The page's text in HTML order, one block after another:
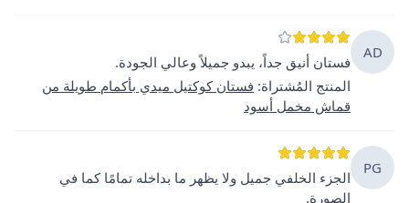
AD
فستان أنيق جداً، يبدو جميلاً وعالي الجودة.
المنتج المُشتراة: فستان كوكتيل ميدي بأكمام طويلة من
قماش مخمل أسود
PG
الجزء الخلفي جميل ولا يظهر ما بداخله تمامًا كما في
الصورة.